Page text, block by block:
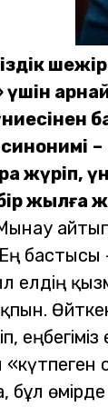
үшін
синонимі –
жүріп,
бір
бастысы
елдің
өмірде